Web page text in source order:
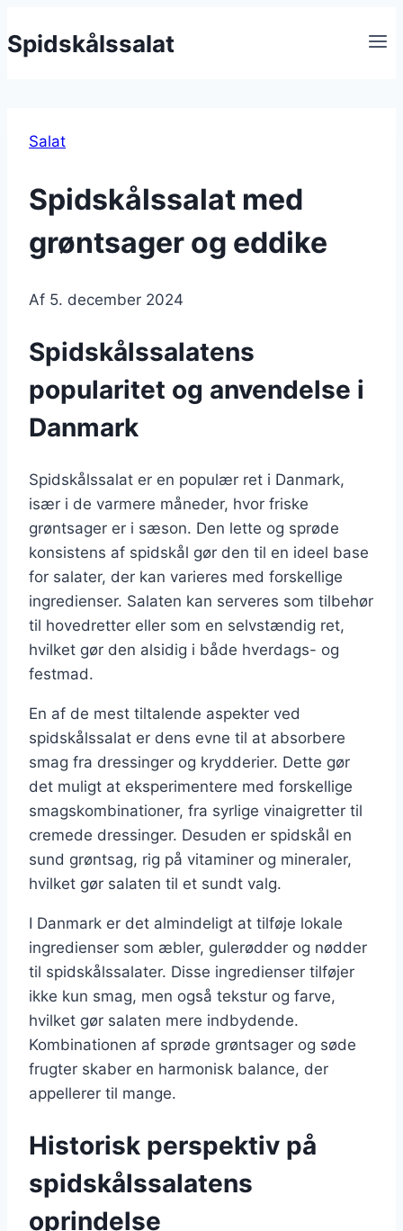
til
Spidskålssalat
Salat
Spidskålssalat med
grøntsager og eddike
Af 5. december 2024
Spidskålssalatens
popularitet og anvendelse i
Danmark
Spidskålssalat er en populær ret i Danmark,
især i de varmere måneder, hvor friske
grøntsager er i sæson. Den lette og sprøde
konsistens af spidskål gør den til en ideel base
for salater, der kan varieres med forskellige
ingredienser. Salaten kan serveres som tilbehør
til hovedretter eller som en selvstændig ret,
hvilket gør den alsidig i både hverdags- og
festmad.
En af de mest tiltalende aspekter ved
spidskålssalat er dens evne til at absorbere
smag fra dressinger og krydderier. Dette gør
det muligt at eksperimentere med forskellige
smagskombinationer, fra syrlige vinaigretter til
cremede dressinger. Desuden er spidskål en
sund grøntsag, rig på vitaminer og mineraler,
hvilket gør salaten til et sundt valg.
I Danmark er det almindeligt at tilføje lokale
ingredienser som æbler, gulerødder og nødder
til spidskålssalater. Disse ingredienser tilføjer
ikke kun smag, men også tekstur og farve,
hvilket gør salaten mere indbydende.
Kombinationen af sprøde grøntsager og søde
frugter skaber en harmonisk balance, der
appellerer til mange.
Historisk perspektiv på
spidskålssalatens
oprindelse